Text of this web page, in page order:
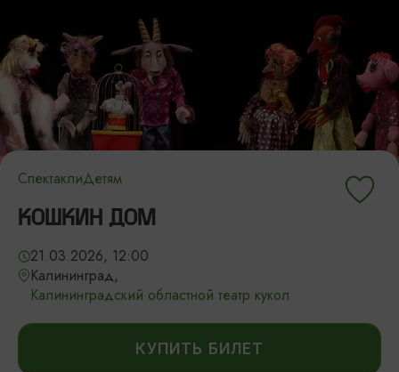
СпектаклиДетям
КОШКИН ДОМ
21.03.2026, 12:00
Калининград,
Калининградский областной театр кукол
КУПИТЬ БИЛЕТ